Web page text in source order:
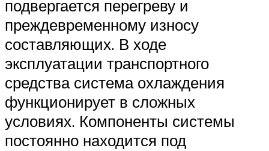
подвергается перегреву и
преждевременному износу
составляющих. В ходе
эксплуатации транспортного
средства система охлаждения
функционирует в сложных
условиях. Компоненты системы
постоянно находится под